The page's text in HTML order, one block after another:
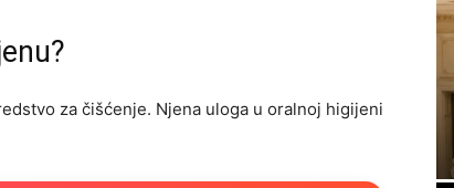
za čišćenje. Njena uloga u oralnoj higijeni